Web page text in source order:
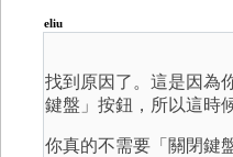
eliu
找到原因了。這是因為
鍵盤」按鈕，所以這時
你真的不需要「關閉鍵